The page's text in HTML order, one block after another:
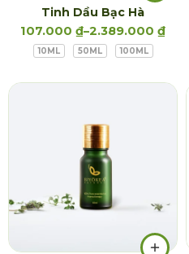
Tinh Dầu Bạc Hà
107.000 ₫–2.389.000 ₫
10ML 50ML 100ML